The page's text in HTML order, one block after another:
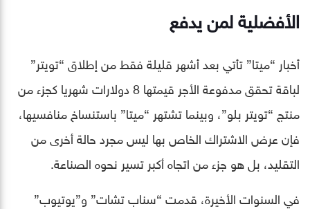
الأفضلية لمن يدفع
أخبار “ميتا” تأتي بعد أشهر قليلة فقط من إطلاق “تويتر”
لباقة تحقق مدفوعة الأجر قيمتها 8 دولارات شهريا كجزء من
منتج “تويتر بلو”، وبينما تشتهر “ميتا” باستنساخ منافسيها،
فإن عرض الاشتراك الخاص بها ليس مجرد حالة أخرى من
التقليد، بل هو جزء من اتجاه أكبر تسير نحوه الصناعة.
في السنوات الأخيرة، قدمت “سناب تشات” و”يوتيوب”